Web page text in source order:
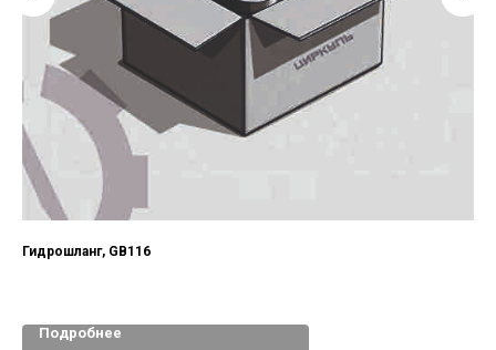
Гидрошланг, GB116
Подробнее